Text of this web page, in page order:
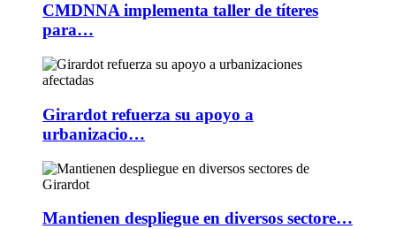
CMDNNA implementa taller de títeres
para…
Girardot refuerza su apoyo a
urbanizacio…
Mantienen despliegue en diversos sectore…